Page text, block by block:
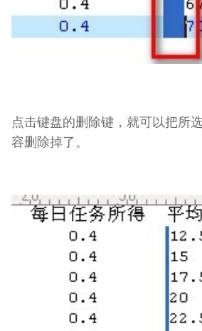
点击键盘的删除键，就可以把所
容删除掉了。